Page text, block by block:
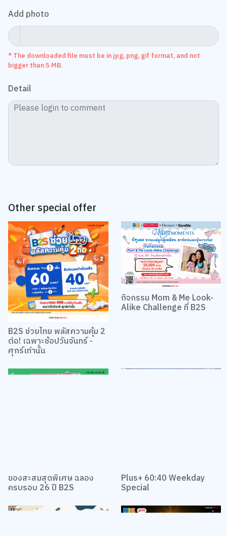
Add photo
* The downloaded file must be in jpg, png, gif format, and not
bigger than 5 MB.
Detail
Other special offer
B2S ช่วยไทย พลัสความคุ้ม 2
ต่อ! เฉพาะช้อปวันจันทร์ -
ศุกร์เท่านั้น
กิจกรรม Mom & Me Look-
Alike Challenge ที่ B2S
ของสะสมสุดพิเศษ ฉลอง
ครบรอบ 26 ปี B2S
Plus+ 60:40 Weekday
Special